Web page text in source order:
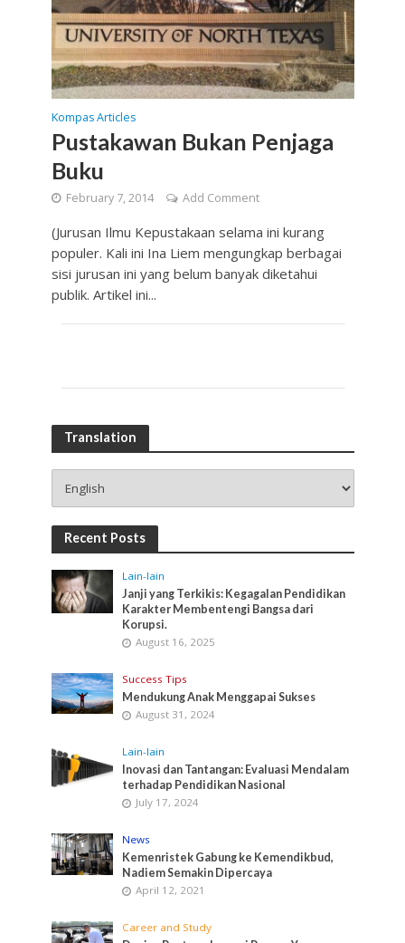
Kompas Articles
Pustakawan Bukan Penjaga
Buku
February 7, 2014 Add Comment
(Jurusan Ilmu Kepustakaan selama ini kurang
populer. Kali ini Ina Liem mengungkap berbagai
sisi jurusan ini yang belum banyak diketahui
publik. Artikel ini...
Translation
Recent Posts
Lain-lain
Janji yang Terkikis: Kegagalan Pendidikan
Karakter Membentengi Bangsa dari
Korupsi.
August 16, 2025
Success Tips
Mendukung Anak Menggapai Sukses
August 31, 2024
Lain-lain
Inovasi dan Tantangan: Evaluasi Mendalam
terhadap Pendidikan Nasional
July 17, 2024
News
Kemenristek Gabung ke Kemendikbud,
Nadiem Semakin Dipercaya
April 12, 2021
Career and Study